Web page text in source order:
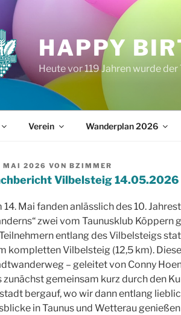
HAPPY
Heute vor 119 Jahren wurde
Verein Wanderplan 2026
MAI 2026 VON BZIMMER
Vilbelsteig 14.05.2026
14. Mai fanden anlässlich des 10.
zwei vom Taunusklub Köppern
entlang des Vilbelsteigs
kompletten Vilbelsteig (12,5 km).
– geleitet von Conny
zunächst gemeinsam kurz durch den
bergauf, wo wir dann entlang
in Taunus und Wetterau